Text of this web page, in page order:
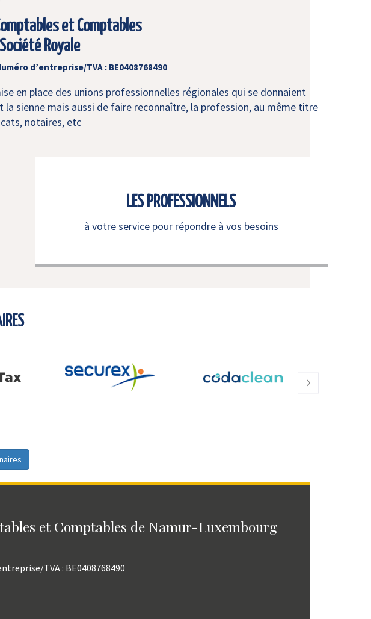
et Comptables
Royale
d’entreprise/TVA : BE0408768490
en place des unions professionnelles régionales qui se donnaient
sienne mais aussi de faire reconnaître, la profession, au même titre
notaires, etc
LES PROFESSIONNELS
à votre service pour répondre à vos besoins
et Comptables de Namur-Luxembourg
TVA : BE0408768490